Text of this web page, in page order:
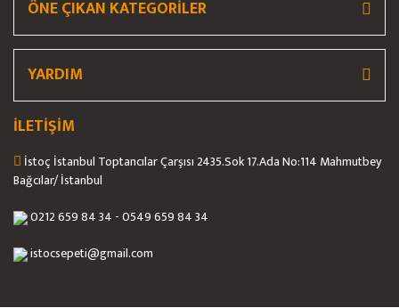
ÖNE ÇIKAN KATEGORİLER
YARDIM
İLETİŞİM
İstoç İstanbul Toptancılar Çarşısı 2435.Sok 17.Ada No:114 Mahmutbey
Bağcılar/ İstanbul
0212 659 84 34 - 0549 659 84 34
istocsepeti@gmail.com